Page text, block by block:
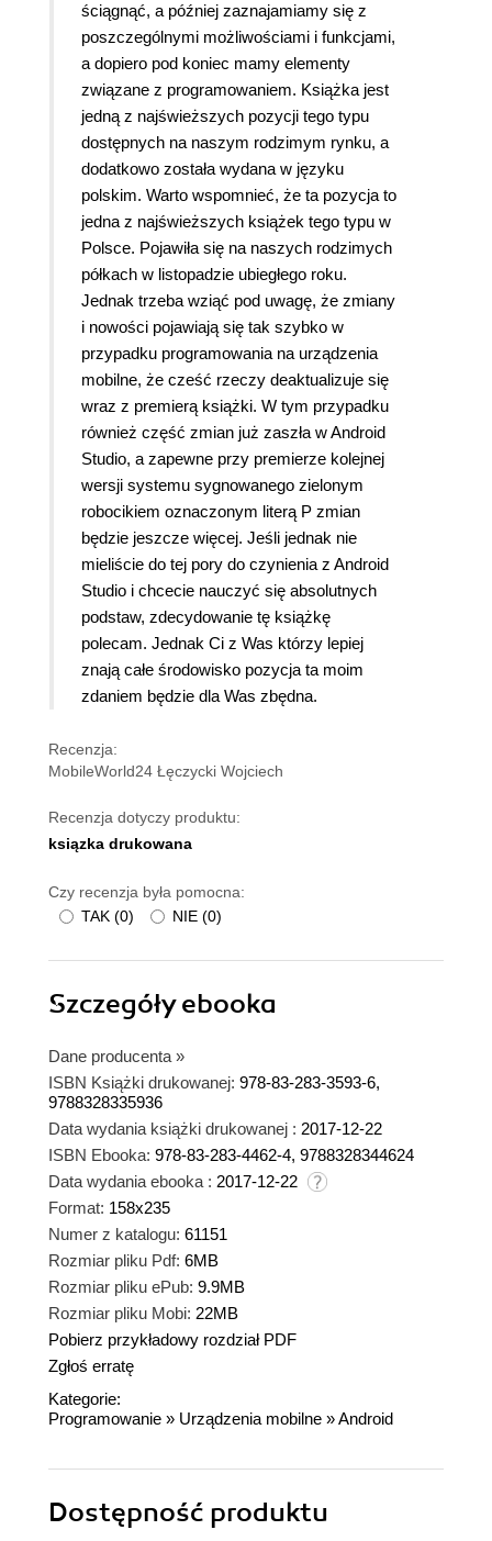
ściągnąć, a później zaznajamiamy się z
poszczególnymi możliwościami i funkcjami,
a dopiero pod koniec mamy elementy
związane z programowaniem. Książka jest
jedną z najświeższych pozycji tego typu
dostępnych na naszym rodzimym rynku, a
dodatkowo została wydana w języku
polskim. Warto wspomnieć, że ta pozycja to
jedna z najświeższych książek tego typu w
Polsce. Pojawiła się na naszych rodzimych
półkach w listopadzie ubiegłego roku.
Jednak trzeba wziąć pod uwagę, że zmiany
i nowości pojawiają się tak szybko w
przypadku programowania na urządzenia
mobilne, że cześć rzeczy deaktualizuje się
wraz z premierą książki. W tym przypadku
również część zmian już zaszła w Android
Studio, a zapewne przy premierze kolejnej
wersji systemu sygnowanego zielonym
robocikiem oznaczonym literą P zmian
będzie jeszcze więcej. Jeśli jednak nie
mieliście do tej pory do czynienia z Android
Studio i chcecie nauczyć się absolutnych
podstaw, zdecydowanie tę książkę
polecam. Jednak Ci z Was którzy lepiej
znają całe środowisko pozycja ta moim
zdaniem będzie dla Was zbędna.
Recenzja:
MobileWorld24 Łęczycki Wojciech
Recenzja dotyczy produktu:
ksiązka drukowana
Czy recenzja była pomocna:
TAK (0) NIE (0)
Szczegółyebooka
Dane producenta »
ISBN Książki drukowanej: 978-83-283-3593-6,
9788328335936
Data wydania książki drukowanej : 2017-12-22
ISBN Ebooka: 978-83-283-4462-4, 9788328344624
Data wydania ebooka : 2017-12-22
Format: 158x235
Numer z katalogu: 61151
Rozmiar pliku Pdf: 6MB
Rozmiar pliku ePub: 9.9MB
Rozmiar pliku Mobi: 22MB
Pobierz przykładowy rozdział PDF
Zgłoś erratę
Kategorie:
Programowanie » Urządzenia mobilne »Android
Dostępność produktu